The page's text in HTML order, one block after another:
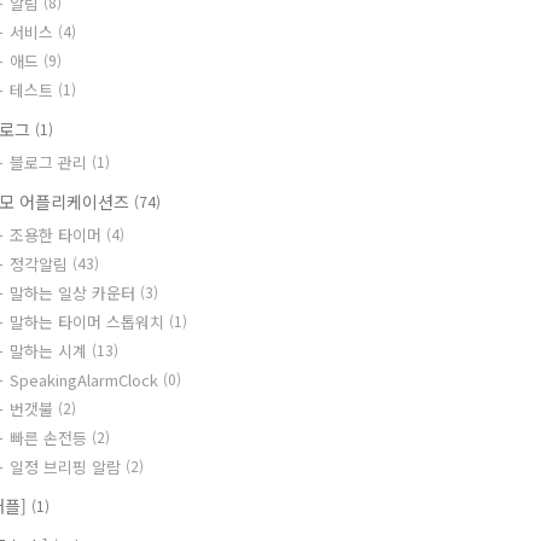
서비스 (4)
애드 (9)
테스트 (1)
그 (1)
블로그 관리 (1)
어플리케이션즈 (74)
조용한 타이머 (4)
정각알림 (43)
말하는 일상 카운터 (3)
말하는 타이머 스톱워치 (1)
말하는 시계 (13)
SpeakingAlarmClock (0)
번갯불 (2)
빠른 손전등 (2)
일정 브리핑 알람 (2)
플] (1)